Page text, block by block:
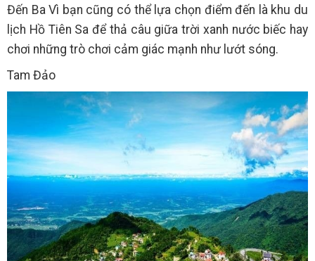
Đến Ba Vì bạn cũng có thể lựa chọn điểm đến là khu du
lịch Hồ Tiên Sa để thả câu giữa trời xanh nước biếc hay
chơi những trò chơi cảm giác mạnh như lướt sóng.
Tam Đảo